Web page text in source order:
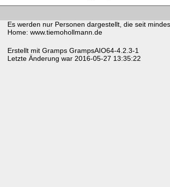
Es werden nur Personen dargestellt, die seit
Home: www.tiemohollmann.de
Erstellt mit Gramps GrampsAIO64-4.2.3-1
Letzte Änderung war 2016-05-27 13:35:22